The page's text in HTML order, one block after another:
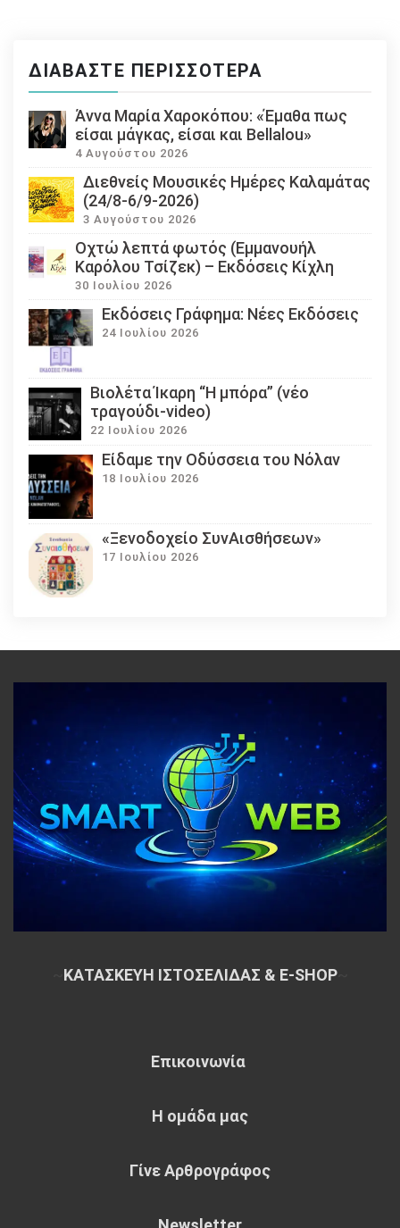
ΔΙΑΒΆΣΤΕ ΠΕΡΙΣΣΌΤΕΡΑ
Άννα Μαρία Χαροκόπου: «Έμαθα πως
είσαι μάγκας, είσαι και Bellalou»
4 Αυγούστου 2026
Διεθνείς Μουσικές Ημέρες Καλαμάτας
(24/8-6/9-2026)
3 Αυγούστου 2026
Οχτώ λεπτά φωτός (Εμμανουήλ
Καρόλου Τσίζεκ) – Εκδόσεις Κίχλη
30 Ιουλίου 2026
Εκδόσεις Γράφημα: Νέες Εκδόσεις
24 Ιουλίου 2026
Βιολέτα Ίκαρη “Η μπόρα” (νέο
τραγούδι-video)
22 Ιουλίου 2026
Eίδαμε την Οδύσσεια του Νόλαν
18 Ιουλίου 2026
«Ξενοδοχείο ΣυνΑισθήσεων»
17 Ιουλίου 2026
ΚΑΤΑΣΚΕΥΗ ΙΣΤΟΣΕΛΙΔΑΣ & E-SHOP~
Επικοινωνία
Η ομάδα μας
Γίνε Αρθρογράφος